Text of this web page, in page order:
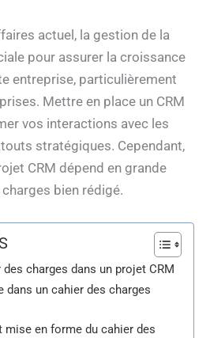
actuel, la gestion de la
pour assurer la croissance
entreprise, particulièrement
Mettre en place un CRM
vos interactions avec les
stratégiques. Cependant,
CRM dépend en grande
bien rédigé.
des charges dans un projet CRM
dans un cahier des charges
mise en forme du cahier des